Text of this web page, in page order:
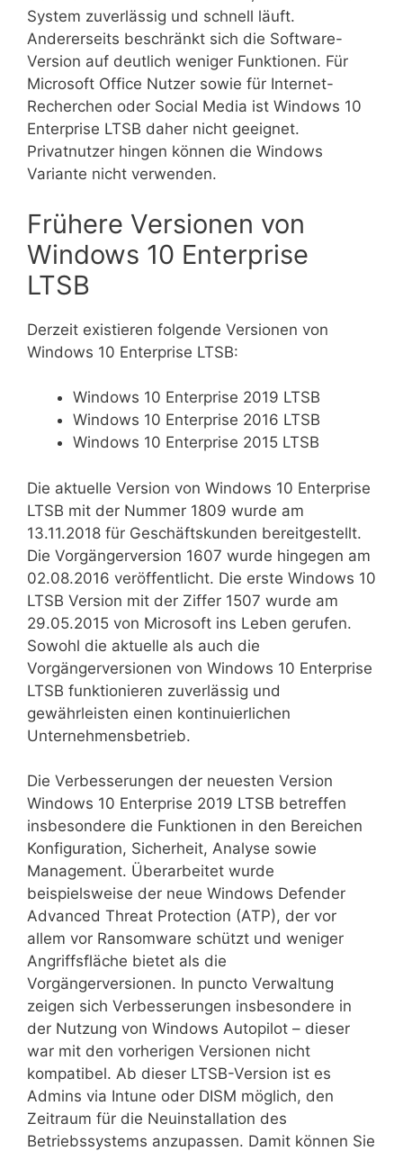
System zuverlässig und schnell läuft.
Andererseits beschränkt sich die Software-
Version auf deutlich weniger Funktionen. Für
Microsoft Office Nutzer sowie für Internet-
Recherchen oder Social Media ist Windows 10
Enterprise LTSB daher nicht geeignet.
Privatnutzer hingen können die Windows
Variante nicht verwenden.
Frühere Versionen von
Windows 10 Enterprise
LTSB
Derzeit existieren folgende Versionen von
Windows 10 Enterprise LTSB:
Windows 10 Enterprise 2019 LTSB
Windows 10 Enterprise 2016 LTSB
Windows 10 Enterprise 2015 LTSB
Die aktuelle Version von Windows 10 Enterprise
LTSB mit der Nummer 1809 wurde am
13.11.2018 für Geschäftskunden bereitgestellt.
Die Vorgängerversion 1607 wurde hingegen am
02.08.2016 veröffentlicht. Die erste Windows 10
LTSB Version mit der Ziffer 1507 wurde am
29.05.2015 von Microsoft ins Leben gerufen.
Sowohl die aktuelle als auch die
Vorgängerversionen von Windows 10 Enterprise
LTSB funktionieren zuverlässig und
gewährleisten einen kontinuierlichen
Unternehmensbetrieb.
Die Verbesserungen der neuesten Version
Windows 10 Enterprise 2019 LTSB betreffen
insbesondere die Funktionen in den Bereichen
Konfiguration, Sicherheit, Analyse sowie
Management. Überarbeitet wurde
beispielsweise der neue Windows Defender
Advanced Threat Protection (ATP), der vor
allem vor Ransomware schützt und weniger
Angriffsfläche bietet als die
Vorgängerversionen. In puncto Verwaltung
zeigen sich Verbesserungen insbesondere in
der Nutzung von Windows Autopilot – dieser
war mit den vorherigen Versionen nicht
kompatibel. Ab dieser LTSB-Version ist es
Admins via Intune oder DISM möglich, den
Zeitraum für die Neuinstallation des
Betriebssystems anzupassen. Damit können Sie